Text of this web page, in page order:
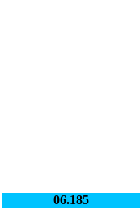
06.185